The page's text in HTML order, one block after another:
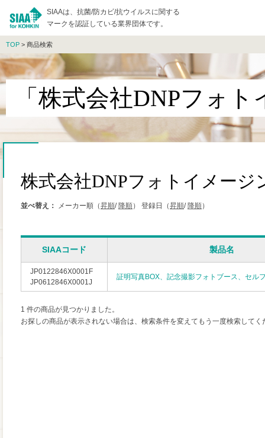
SIAAは、抗菌/防カビ/抗ウイルスに関する
マークを認証している業界団体です。
TOP > 商品検索
「株式会社DNPフォ
株式会社DNPフォトイメージ
並べ替え： メーカー順（昇順/ 降順） 登録日（昇順/ 降順）
SIAAコード 製品名
JP0122846X0001F
JP0612846X0001J
証明写真BOX、記念撮影フォトブース、セル
1 件の商品が見つかりました。
お探しの商品が表示されない場合は、検索条件を変えてもう一度検索してく